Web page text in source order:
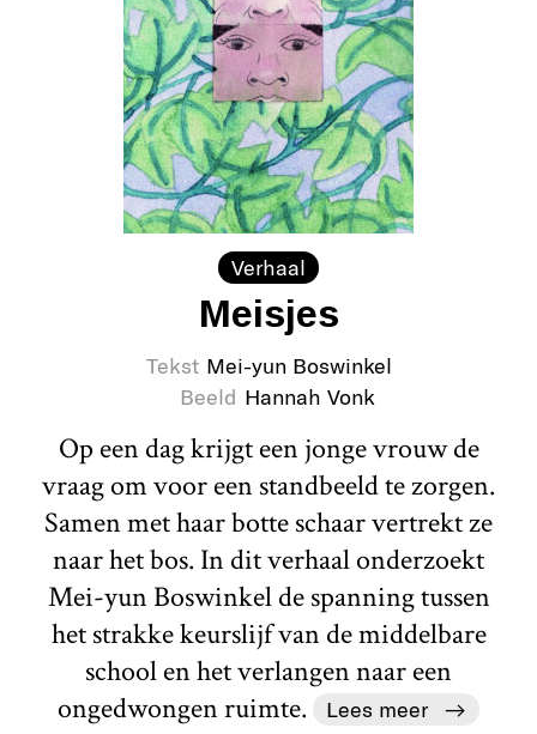
Verhaal
Meisjes
Tekst Mei-yun Boswinkel
Beeld Hannah Vonk
Op een dag krijgt een jonge vrouw de
vraag om voor een standbeeld te zorgen.
Samen met haar botte schaar vertrekt ze
naar het bos. In dit verhaal onderzoekt
Mei-yun Boswinkel de spanning tussen
het strakke keurslijf van de middelbare
school en het verlangen naar een
ongedwongen ruimte.
Lees meer